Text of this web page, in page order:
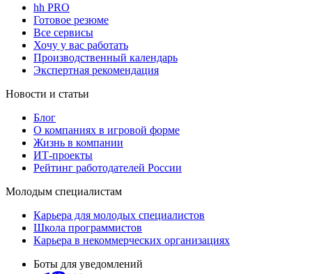
hh PRO
Готовое резюме
Все сервисы
Хочу у вас работать
Производственный календарь
Экспертная рекомендация
Новости и статьи
Блог
О компаниях в игровой форме
Жизнь в компании
ИТ-проекты
Рейтинг работодателей России
Молодым специалистам
Карьера для молодых специалистов
Школа программистов
Карьера в некоммерческих организациях
Боты для уведомлений